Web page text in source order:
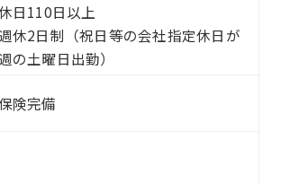
日110日以上
休2日制（祝日等の会社指定休日が
の土曜日出勤）
険完備